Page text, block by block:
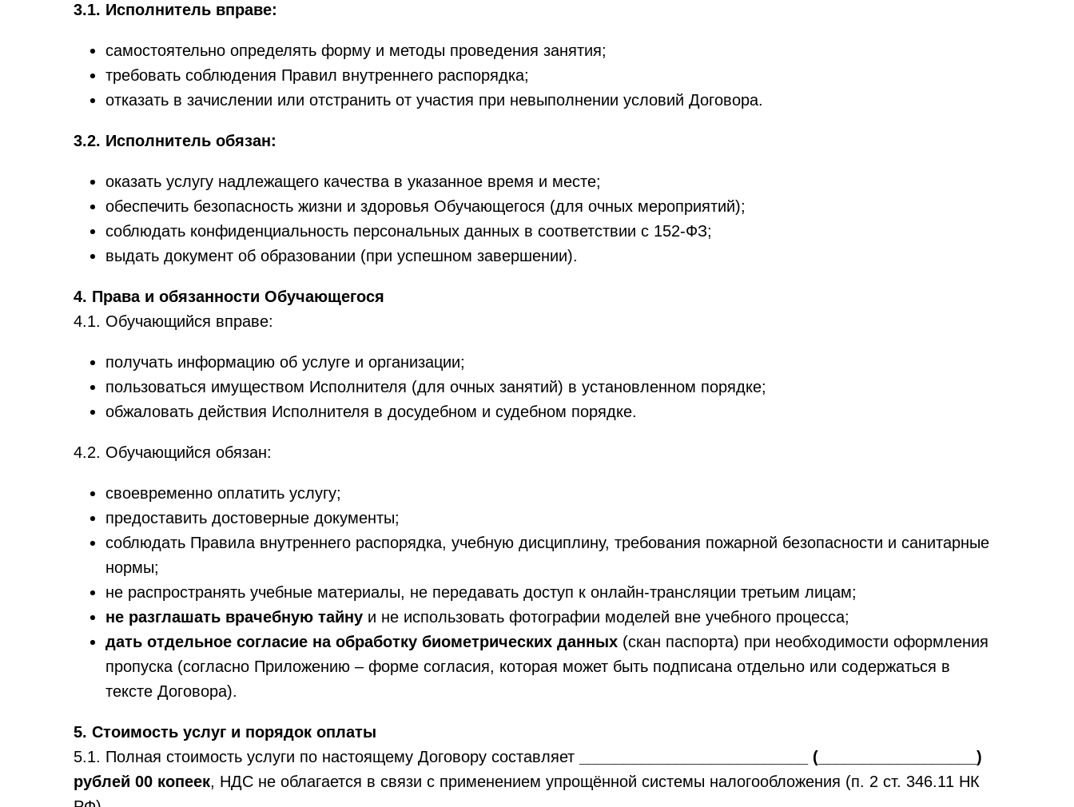
3.1. Исполнитель вправе:
самостоятельно определять форму и методы проведения занятия;
требовать соблюдения Правил внутреннего распорядка;
отказать в зачислении или отстранить от участия при невыполнении условий Договора.
3.2. Исполнитель обязан:
оказать услугу надлежащего качества в указанное время и месте;
обеспечить безопасность жизни и здоровья Обучающегося (для очных мероприятий);
соблюдать конфиденциальность персональных данных в соответствии с 152-ФЗ;
выдать документ об образовании (при успешном завершении).
4. Права и обязанности Обучающегося
4.1. Обучающийся вправе:
получать информацию об услуге и организации;
пользоваться имуществом Исполнителя (для очных занятий) в установленном порядке;
обжаловать действия Исполнителя в досудебном и судебном порядке.
4.2. Обучающийся обязан:
своевременно оплатить услугу;
предоставить достоверные документы;
соблюдать Правила внутреннего распорядка, учебную дисциплину, требования пожарной безопасности и санитарные
нормы;
не распространять учебные материалы, не передавать доступ к онлайн-трансляции третьим лицам;
не разглашать врачебную тайну и не использовать фотографии моделей вне учебного процесса;
дать отдельное согласие на обработку биометрических данных (скан паспорта) при необходимости оформления
пропуска (согласно Приложению – форме согласия, которая может быть подписана отдельно или содержаться в
тексте Договора).
5. Стоимость услуг и порядок оплаты
5.1. Полная стоимость услуги по настоящему Договору составляет
__________________________ (__________________)
рублей 00 копеек, НДС не облагается в связи с применением упрощённой системы налогообложения (п. 2 ст. 346.11 НК